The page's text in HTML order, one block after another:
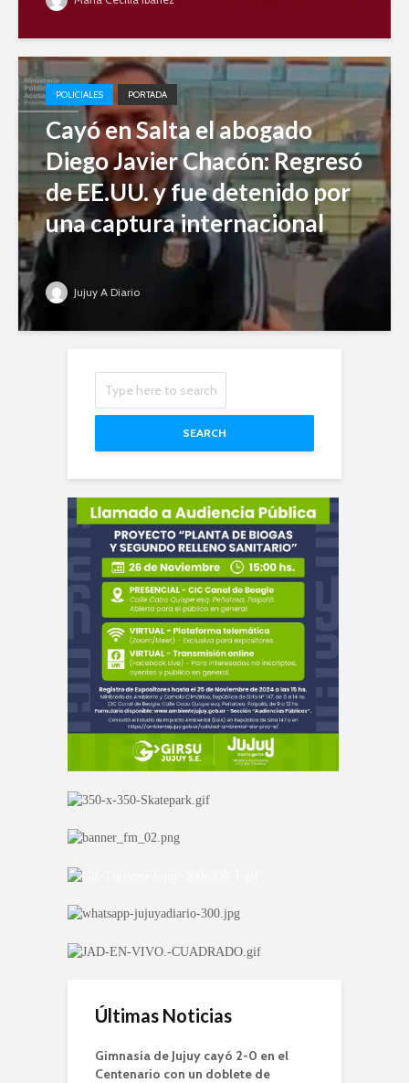
POLICIALES PORTADA
Cayó en Salta el abogado
Diego Javier Chacón: Regresó
de EE.UU. y fue detenido por
una captura internacional
Jujuy A Diario
SEARCH
Últimas Noticias
Gimnasia de Jujuy cayó 2-0 en el
Centenario con un doblete de